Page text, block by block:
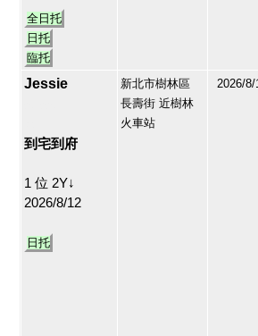
全日托
日托
臨托
Jessie
到宅到府
1 位 2Y↓
2026/8/12
日托
新北市樹林區
長壽街 近樹林
火車站
2026/8/